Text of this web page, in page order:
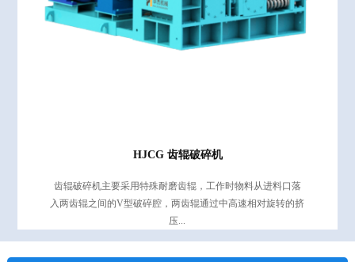
HJCG 齿辊破碎机
齿辊破碎机主要采用特殊耐磨齿辊，工作时物料从进料口落
入两齿辊之间的V型破碎腔，两齿辊通过中高速相对旋转的挤
压...